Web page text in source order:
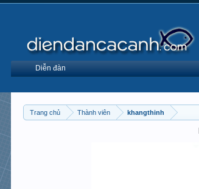
Trang chủ Thành viên khangthinh
Diễn đàn